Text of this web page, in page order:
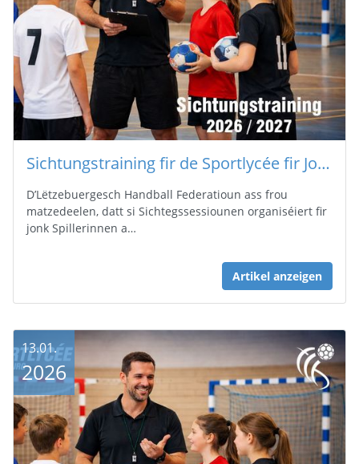
Sichtungstraining fir de Sportlycée fir Jongen a Meedercher (Saison 2026/2027)
D’Lëtzebuergesch Handball Federatioun ass frou
matzedeelen, datt si Sichtegssessiounen organiséiert fir
jonk Spillerinnen a…
Artikel anzeigen
13.01.
2026